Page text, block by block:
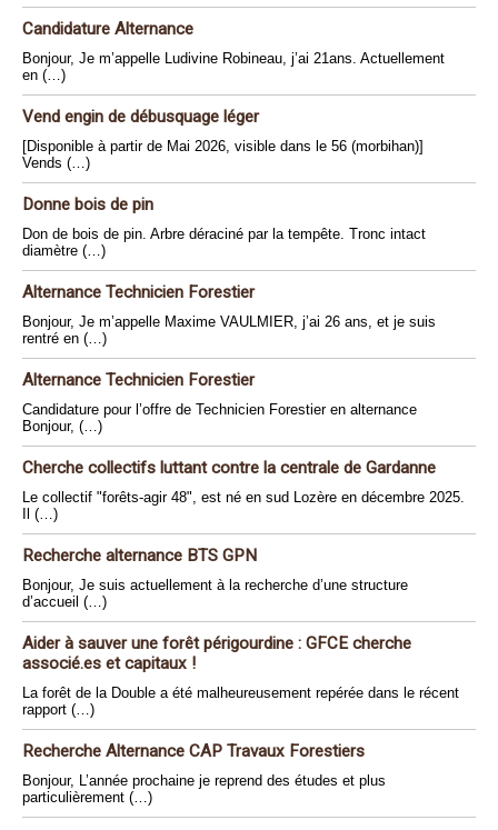
Candidature Alternance
Bonjour, Je m’appelle Ludivine Robineau, j’ai 21ans. Actuellement
en (…)
Vend engin de débusquage léger
[Disponible à partir de Mai 2026, visible dans le 56 (morbihan)]
Vends (…)
Donne bois de pin
Don de bois de pin. Arbre déraciné par la tempête. Tronc intact
diamètre (…)
Alternance Technicien Forestier
Bonjour, Je m’appelle Maxime VAULMIER, j’ai 26 ans, et je suis
rentré en (…)
Alternance Technicien Forestier
Candidature pour l’offre de Technicien Forestier en alternance
Bonjour, (…)
Cherche collectifs luttant contre la centrale de Gardanne
Le collectif "forêts-agir 48", est né en sud Lozère en décembre 2025.
Il (…)
Recherche alternance BTS GPN
Bonjour, Je suis actuellement à la recherche d’une structure
d’accueil (…)
Aider à sauver une forêt périgourdine : GFCE cherche
associé.es et capitaux !
La forêt de la Double a été malheureusement repérée dans le récent
rapport (…)
Recherche Alternance CAP Travaux Forestiers
Bonjour, L’année prochaine je reprend des études et plus
particulièrement (…)